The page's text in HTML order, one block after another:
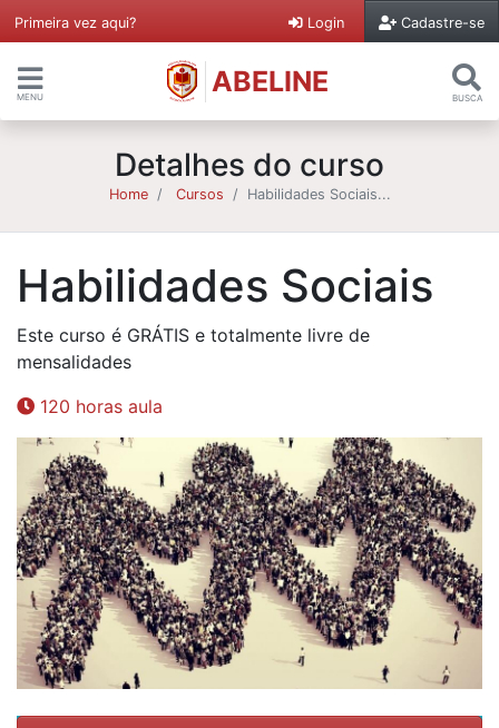
Primeira vez aqui? Login Cadastre-se
MENU ABELINE BUSCA
Detalhes do curso
Home Cursos Habilidades Sociais...
Habilidades Sociais
Este curso é GRÁTIS e totalmente livre de
mensalidades
120 horas aula